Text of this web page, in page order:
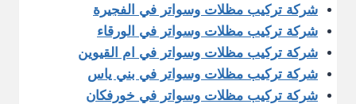
شركة تركيب مظلات وسواتر في الفجيرة
شركة تركيب مظلات وسواتر في الورقاء
شركة تركيب مظلات وسواتر في ام القيوين
شركة تركيب مظلات وسواتر في بني ياس
شركة تركيب مظلات وسواتر في خورفكان